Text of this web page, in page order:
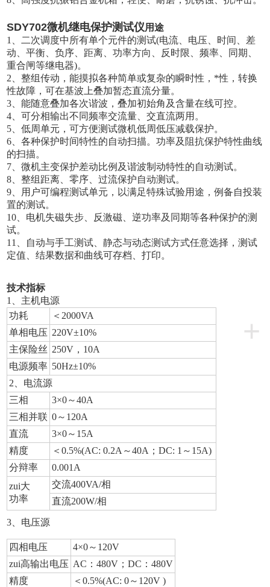
SDY702微机继电保护测试仪用途
1
、二次调度中所有单个元件的测试(电流、电压、时间、差
动、平衡、负序、距离、功率方向、反时限、频率、同期、
重合闸等继电器)。
2 、整组传动，能摸拟各种简单或复杂的瞬时性，*性，转换
性故障，可在基波上叠加暂态直流分量。
3 、能随意叠加各次谐波，叠加初始角及含量在线可控。
4 、可分相输出不同频率交流量、交直流两用。
5 、低周单元，可方便测试微机低周低压减载保护。
6 、各种保护时间特性的自动扫描。功率及阻抗保护特性曲线
的扫描。
7 、微机主变保护差动比例及谐波制动特性的自动测试。
8 、整组距离、零序、过流保护自动测试。
9 、用户可编程测试单元，以满足特殊试验用途，例备自投装
置的测试。
10 、电机失磁失步、反激磁、逆功率及同期等各种保护的测
试。
11
、自动与手工测试、静态与动态测试方式任意选择，测试
定值、结果数据和曲线可存档、打印。
技术指标
1
、主机电源
+
功耗
＜2000VA
单相电压 220V±10%
主保险丝 250V ，10A
电源频率 50Hz±10%
2 、电流源
三相
3×0～40A
三相并联 0～120A
直流
3×0～15A
精度
＜0.5%(AC: 0.2A～40A；DC: 1～15A)
分辩率
0.001A
zui大
功率
交流400VA/相
直流200W/相
3 、电压源
四相电压 4×0～120V
zui高输出电压 AC ：480V；DC：480V
精度
＜0.5%(AC: 0～120V )